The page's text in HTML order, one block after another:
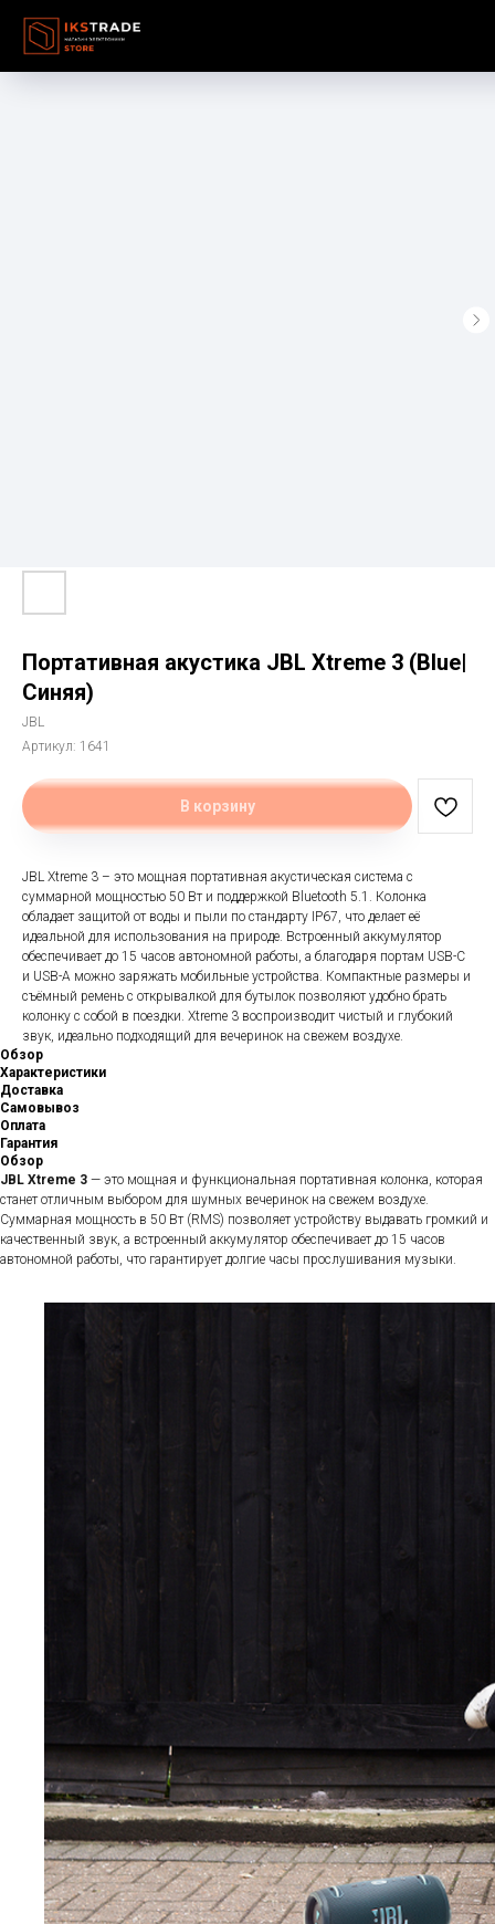
Портативная акустика JBL Xtreme 3 (Blue|
Синяя)
JBL
Артикул: 1641
В корзину
JBL Xtreme 3 – это мощная портативная акустическая система с
суммарной мощностью 50 Вт и поддержкой Bluetooth 5.1. Колонка
обладает защитой от воды и пыли по стандарту IP67, что делает её
идеальной для использования на природе. Встроенный аккумулятор
обеспечивает до 15 часов автономной работы, а благодаря портам USB-C
и USB-A можно заряжать мобильные устройства. Компактные размеры и
съёмный ремень с открывалкой для бутылок позволяют удобно брать
колонку с собой в поездки. Xtreme 3 воспроизводит чистый и глубокий
звук, идеально подходящий для вечеринок на свежем воздухе.
Обзор
Характеристики
Доставка
Самовывоз
Оплата
Гарантия
Обзор
JBL Xtreme 3 — это мощная и функциональная портативная колонка, которая
станет отличным выбором для шумных вечеринок на свежем воздухе.
Суммарная мощность в 50 Вт (RMS) позволяет устройству выдавать громкий и
качественный звук, а встроенный аккумулятор обеспечивает до 15 часов
автономной работы, что гарантирует долгие часы прослушивания музыки.